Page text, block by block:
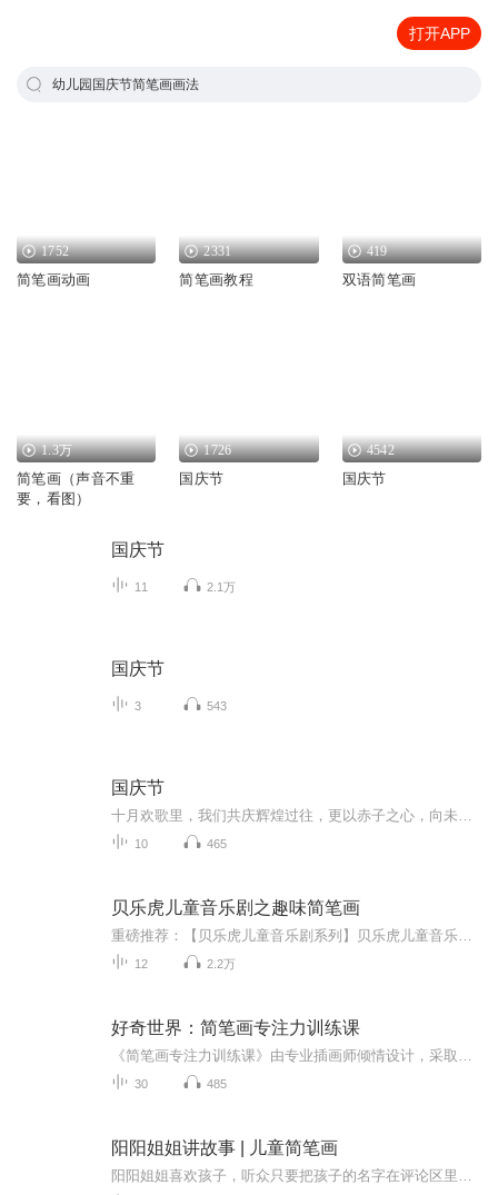
打开APP
幼儿园国庆节简笔画画法
1752
简笔画动画
2331
简笔画教程
419
双语简笔画
1.3万
简笔画（声音不重
要，看图）
1726
国庆节
4542
国庆节
国庆节
11 2.1万
国庆节
3 543
国庆节
10 465
贝乐虎儿童音乐剧之趣味简笔画
12 2.2万
好奇世界：简笔画专注力训练课
30 485
阳阳姐姐讲故事 | 儿童简笔画